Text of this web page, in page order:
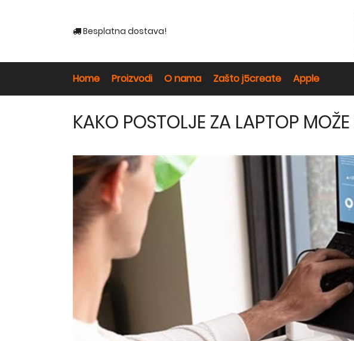
Besplatna dostava!
Home Proizvodi O nama Zašto j5create Apple
KAKO POSTOLJE ZA LAPTOP